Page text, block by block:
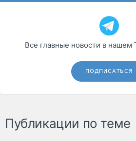
Все главные новости в нашем
ПОДПИСАТЬСЯ
Публикации по теме